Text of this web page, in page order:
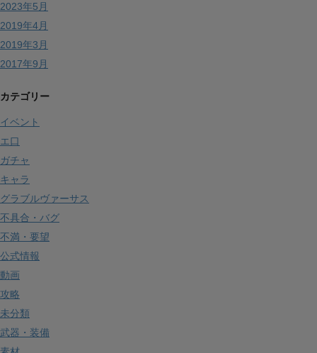
2023年5月
2019年4月
2019年3月
2017年9月
カテゴリー
イベント
エ口
ガチャ
キャラ
グラブルヴァーサス
不具合・バグ
不満・要望
公式情報
動画
攻略
未分類
武器・装備